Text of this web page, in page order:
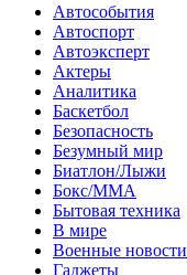
Автособытия
Автоспорт
Автоэксперт
Актеры
Аналитика
Баскетбол
Безопасность
Безумный мир
Биатлон/Лыжи
Бокс/MMA
Бытовая техника
В мире
Военные новости
Гаджеты